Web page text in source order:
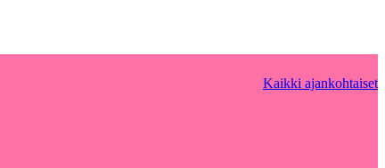
Kaikki ajankohtaiset